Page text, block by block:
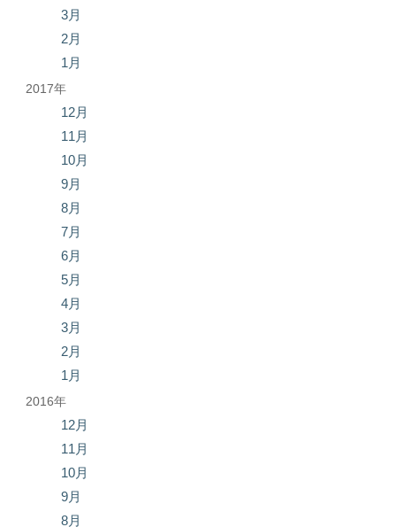
3月
2月
1月
2017年
12月
11月
10月
9月
8月
7月
6月
5月
4月
3月
2月
1月
2016年
12月
11月
10月
9月
8月